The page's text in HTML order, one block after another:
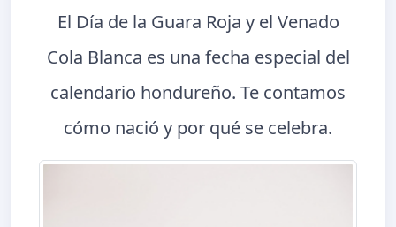
El Día de la Guara Roja y el Venado
Cola Blanca es una fecha especial del
calendario hondureño. Te contamos
cómo nació y por qué se celebra.